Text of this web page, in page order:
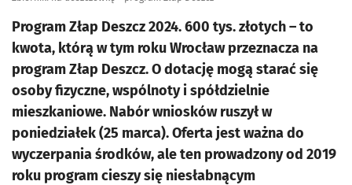
Program Złap Deszcz 2024. 600 tys. złotych – to
kwota, którą w tym roku Wrocław przeznacza na
program Złap Deszcz. O dotację mogą starać się
osoby fizyczne, wspólnoty i spółdzielnie
mieszkaniowe. Nabór wniosków ruszył w
poniedziałek (25 marca). Oferta jest ważna do
wyczerpania środków, ale ten prowadzony od 2019
roku program cieszy się niesłabnącym